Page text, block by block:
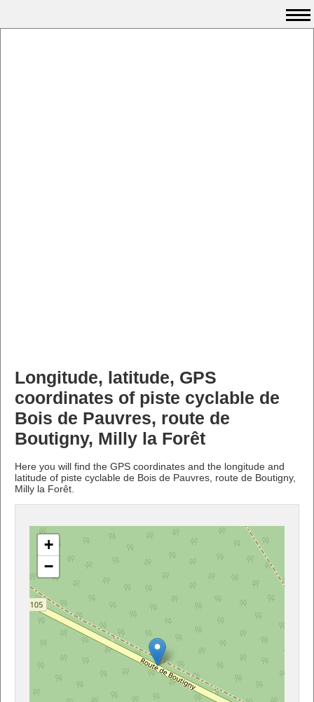
Longitude, latitude, GPS
coordinates of piste cyclable de
Bois de Pauvres, route de
Boutigny, Milly la Forêt
Here you will find the GPS coordinates and the longitude and
latitude of piste cyclable de Bois de Pauvres, route de Boutigny,
Milly la Forêt.
+
−